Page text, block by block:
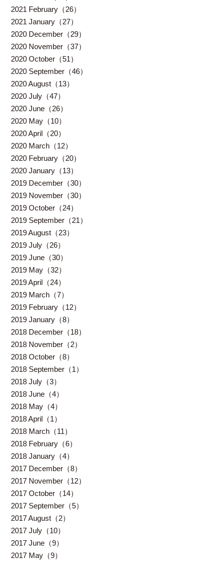
2021 February（26）
2021 January（27）
2020 December（29）
2020 November（37）
2020 October（51）
2020 September（46）
2020 August（13）
2020 July（47）
2020 June（26）
2020 May（10）
2020 April（20）
2020 March（12）
2020 February（20）
2020 January（13）
2019 December（30）
2019 November（30）
2019 October（24）
2019 September（21）
2019 August（23）
2019 July（26）
2019 June（30）
2019 May（32）
2019 April（24）
2019 March（7）
2019 February（12）
2019 January（8）
2018 December（18）
2018 November（2）
2018 October（8）
2018 September（1）
2018 July（3）
2018 June（4）
2018 May（4）
2018 April（1）
2018 March（11）
2018 February（6）
2018 January（4）
2017 December（8）
2017 November（12）
2017 October（14）
2017 September（5）
2017 August（2）
2017 July（10）
2017 June（9）
2017 May（9）